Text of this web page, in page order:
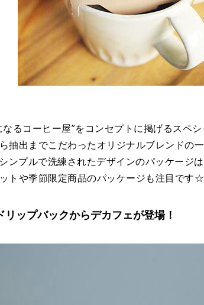
るコーヒー屋”をコンセプトに掲げるスペ
抽出までこだわったオリジナルブレンドの
ンプルで洗練されたデザインのパッケージ
トや季節限定商品のパッケージも注目です☆
リップバックからデカフェが登場！